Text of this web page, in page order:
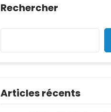
Rechercher
Articles récents